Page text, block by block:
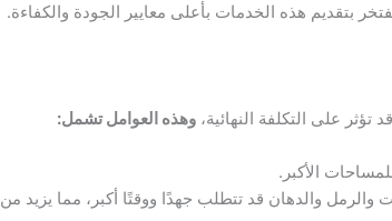
بتقديم هذه الخدمات بأعلى معايير الجودة والكفاءة.
على التكلفة النهائية،وهذه العوامل تشمل:
الأكبر.
والدهان قد تتطلب جهدًا ووقتًا أكبر، مما يزيد من